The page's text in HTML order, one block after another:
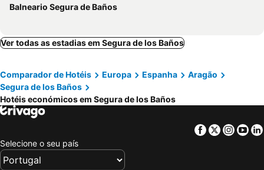
Balneario Segura de Baños
Ver todas as estadias em Segura de los Baños
Comparador de Hotéis Europa Espanha
Aragão
Segura de los Baños
Hotéis económicos em Segura de los Baños
Facebook
Twitter
Selecione o seu país